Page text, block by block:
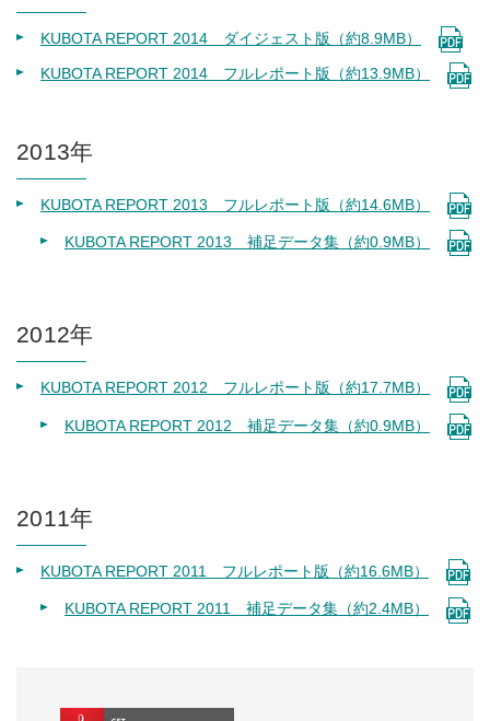
KUBOTA REPORT 2014 ダイジェスト版（約8.9MB）
KUBOTA REPORT 2014 フルレポート版（約13.9MB）
2013年
KUBOTA REPORT 2013 フルレポート版（約14.6MB）
KUBOTA REPORT 2013 補足データ集（約0.9MB）
2012年
KUBOTA REPORT 2012 フルレポート版（約17.7MB）
KUBOTA REPORT 2012 補足データ集（約0.9MB）
2011年
KUBOTA REPORT 2011 フルレポート版（約16.6MB）
KUBOTA REPORT 2011 補足データ集（約2.4MB）